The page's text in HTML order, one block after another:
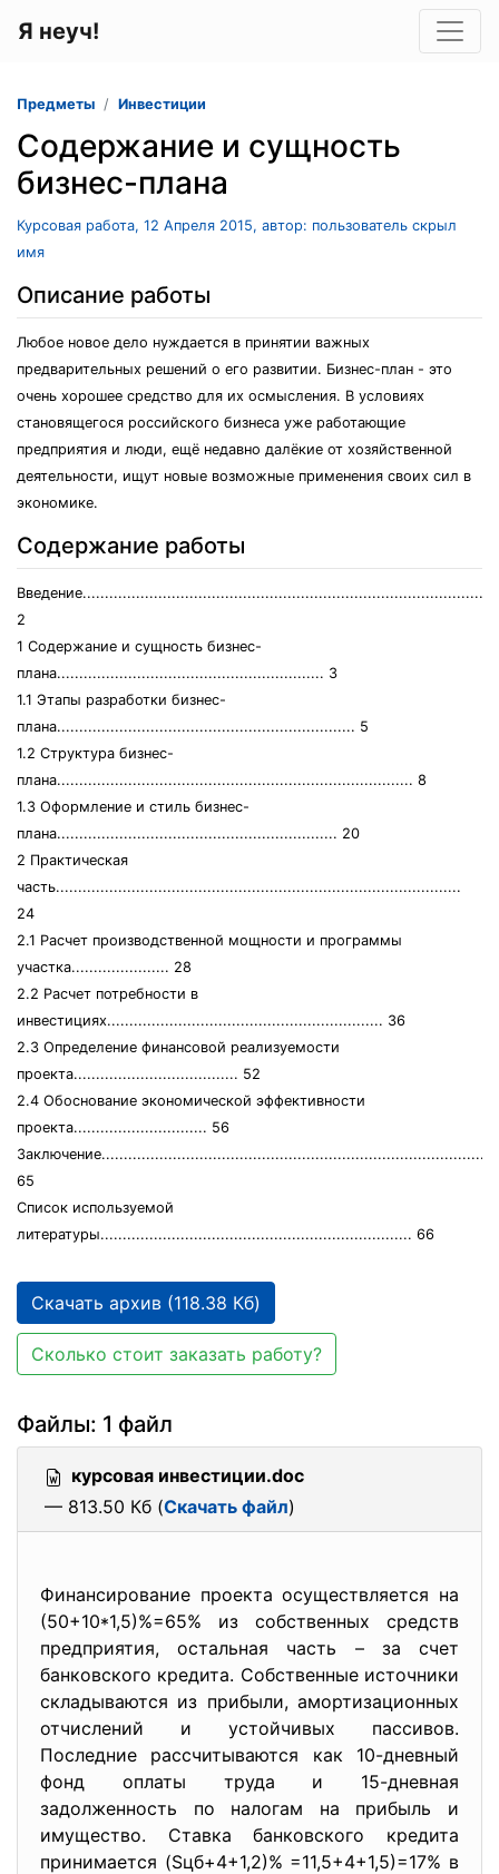
Я неуч!
Предметы Инвестиции
Содержание и сущность
бизнес-плана
Курсовая работа, 12 Апреля 2015, автор: пользователь скрыл
имя
Описание работы
Любое новое дело нуждается в принятии важных
предварительных решений о его развитии. Бизнес-план - это
очень хорошее средство для их осмысления. В условиях
становящегося российского бизнеса уже работающие
предприятия и люди, ещё недавно далёкие от хозяйственной
деятельности, ищут новые возможные применения своих сил в
экономике.
Содержание работы
2
1 Содержание и сущность бизнес-
плана............................................................ 3
1.1 Этапы разработки бизнес-
плана................................................................... 5
1.2 Структура бизнес-
плана................................................................................ 8
1.3 Оформление и стиль бизнес-
плана............................................................... 20
2 Практическая
часть...........................................................................................
24
2.1 Расчет производственной мощности и программы
участка...................... 28
2.2 Расчет потребности в
инвестициях.............................................................. 36
2.3 Определение финансовой реализуемости
проекта..................................... 52
2.4 Обоснование экономической эффективности
проекта.............................. 56
65
Список используемой
литературы...................................................................... 66
Скачать архив (118.38 Кб)
Сколько стоит заказать работу?
Файлы: 1 файл
курсовая инвестиции.doc
— 813.50 Кб (Скачать файл)
Финансирование проекта осуществляется на
(50+10*1,5)%=65% из собственных средств
предприятия, остальная часть – за счет
банковского кредита. Собственные источники
складываются из прибыли, амортизационных
отчислений и устойчивых пассивов.
Последние рассчитываются как 10-дневный
фонд оплаты труда и 15-дневная
задолженность по налогам на прибыль и
имущество. Ставка банковского кредита
принимается (Sцб+4+1,2)% =11,5+4+1,5)=17% в